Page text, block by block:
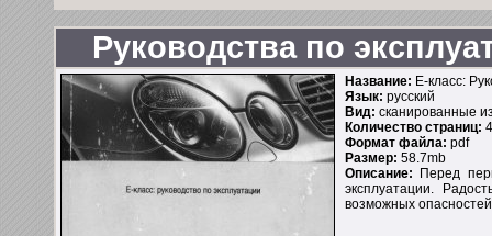
Руководства по
Название: Е-класс:
Язык: русский
Вид: сканированные
Количество страниц:
Формат файла: pdf
Размер: 58.7mb
Описание: Перед
эксплуатации.
возможных